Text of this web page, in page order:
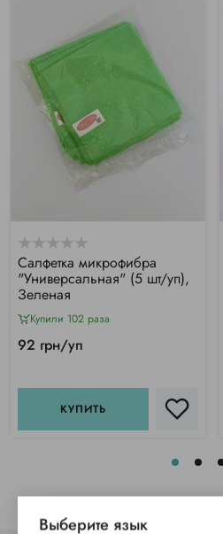
Салфетка микрофибра
"Универсальная" (5 шт/уп),
Зеленая
Купили 102 раза
92 грн/уп
КУПИТЬ
Выберите язык